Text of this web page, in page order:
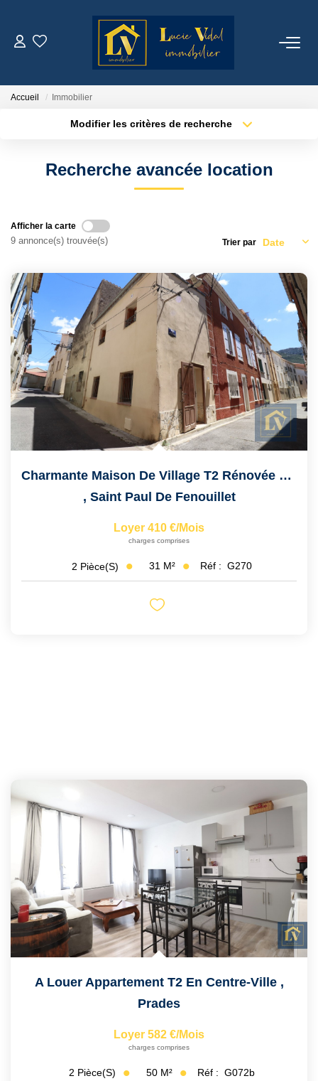
ACHETER
NOTRE AGENCE
Qui Sommes Nous ?
Notre Équipe
VENDUS/LOUÉS
EN
Accueil Immobilier
Modifier les critères de recherche
Type de bien
Créer une alerte
Recherche avancée location
Afficher la carte
9 annonce(s) trouvée(s) Trier par
Charmante Maison De Village T2 Rénovée En Centre Village
, Saint Paul De Fenouillet
Loyer 410 €/mois
charges comprises
2 Pièce(s) 31 M² Réf : G270
A Louer Appartement T2 En Centre-Ville ,
Prades
Loyer 582 €/mois
charges comprises
2 Pièce(s) 50 M² Réf : G072b